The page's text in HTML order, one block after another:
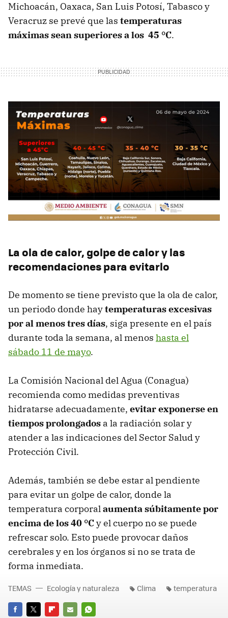
Michoacán, Oaxaca, San Luis Potosí, Tabasco y
Veracruz se prevé que las temperaturas
máximas sean superiores a los 45 °C.
La ola de calor, golpe de calor y las
recomendaciones para evitarlo
De momento se tiene previsto que la ola de calor,
un periodo donde haytemperaturas excesivas
por al menos tres días, siga presente en el país
durante toda la semana, al menos hasta el
sábado 11 de mayo.
La Comisión Nacional del Agua (Conagua)
recomienda como medidas preventivas
hidratarse adecuadamente, evitar exponerse en
tiempos prolongados a la radiación solar y
atender a las indicaciones del Sector Salud y
Protección Civil.
Además, también se debe estar al pendiente
para evitar un golpe de calor, donde la
temperatura corporalaumenta súbitamente por
encima de los 40 °Cy el cuerpo no se puede
refrescar solo. Esto puede provocar daños
cerebrales y en los órganos si no se trata de
forma inmediata.
TEMAS Ecología y naturaleza Clima temperatura